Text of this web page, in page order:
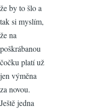
že by to šlo a
tak si myslím,
že na
poškrábanou
čočku platí už
jen výměna
za novou.
Ještě jedna